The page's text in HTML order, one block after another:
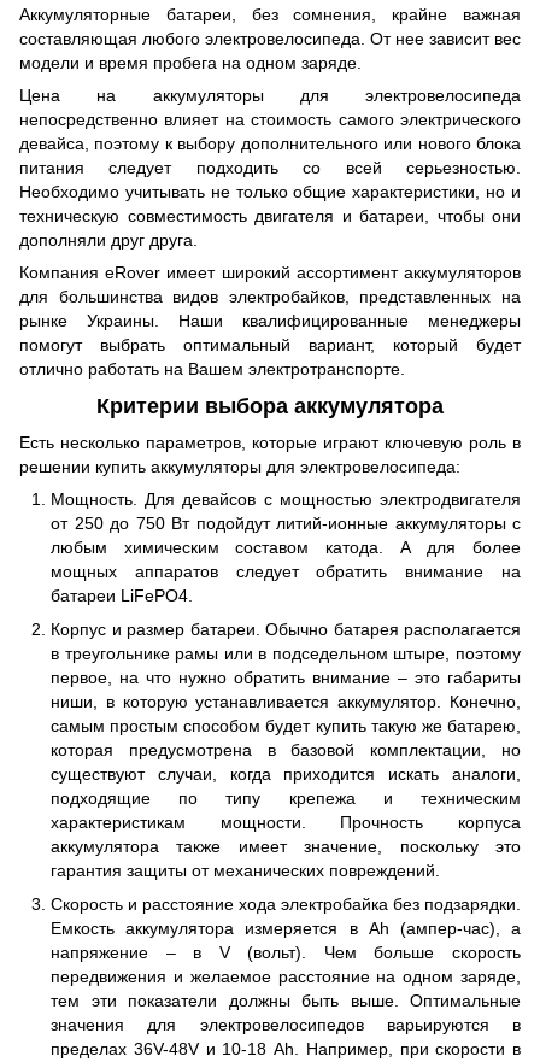
Аккумуляторные батареи, без сомнения, крайне важная
составляющая любого электровелосипеда. От нее зависит вес
модели и время пробега на одном заряде.
Цена на аккумуляторы для электровелосипеда
непосредственно влияет на стоимость самого электрического
девайса, поэтому к выбору дополнительного или нового блока
питания следует подходить со всей серьезностью.
Необходимо учитывать не только общие характеристики, но и
техническую совместимость двигателя и батареи, чтобы они
дополняли друг друга.
Компания eRover имеет широкий ассортимент аккумуляторов
для большинства видов электробайков, представленных на
рынке Украины. Наши квалифицированные менеджеры
помогут выбрать оптимальный вариант, который будет
отлично работать на Вашем электротранспорте.
Критерии выбора аккумулятора
Есть несколько параметров, которые играют ключевую роль в
решении купить аккумуляторы для электровелосипеда:
Мощность. Для девайсов с мощностью электродвигателя
от 250 до 750 Вт подойдут литий-ионные аккумуляторы с
любым химическим составом катода. А для более
мощных аппаратов следует обратить внимание на
батареи LiFePO4.
Корпус и размер батареи. Обычно батарея располагается
в треугольнике рамы или в подседельном штыре, поэтому
первое, на что нужно обратить внимание – это габариты
ниши, в которую устанавливается аккумулятор. Конечно,
самым простым способом будет купить такую ​​же батарею,
которая предусмотрена в базовой комплектации, но
существуют случаи, когда приходится искать аналоги,
подходящие по типу крепежа и техническим
характеристикам мощности. Прочность корпуса
аккумулятора также имеет значение, поскольку это
гарантия защиты от механических повреждений.
Скорость и расстояние хода электробайка без подзарядки.
Емкость аккумулятора измеряется в Ah (ампер-час), а
напряжение – в V (вольт). Чем больше скорость
передвижения и желаемое расстояние на одном заряде,
тем эти показатели должны быть выше. Оптимальные
значения для электровелосипедов варьируются в
пределах 36V-48V и 10-18 Ah. Например, при скорости в